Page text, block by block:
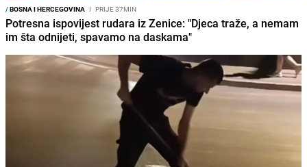
/BOSNA I HERCEGOVINA I PRIJE 37MIN
Potresna ispovijest rudara iz Zenice: "Djeca traže, a nemam
im šta odnijeti, spavamo na daskama"